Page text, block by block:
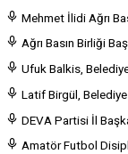
Mehmet İlidi Ağrı
Ağrı Basın Birliği
Ufuk Balkis, Belediye
Latif Birgül, Belediye
DEVA Partisi İl
Amatör Futbol